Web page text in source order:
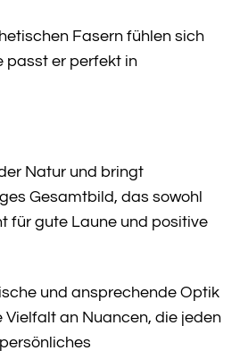
Fasern fühlen sich
passt er perfekt in
Natur und bringt
Gesamtbild, das sowohl
für gute Laune und positive
und ansprechende Optik
an Nuancen, die jeden